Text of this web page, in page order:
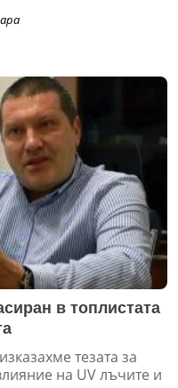
в топлистата
тезата за
на UV лъчите и